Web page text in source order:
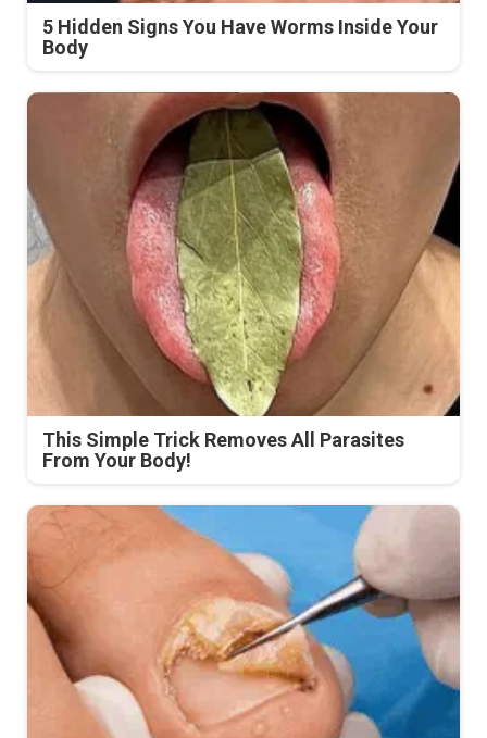
5 Hidden Signs You Have Worms Inside Your
Body
This Simple Trick Removes All Parasites
From Your Body!